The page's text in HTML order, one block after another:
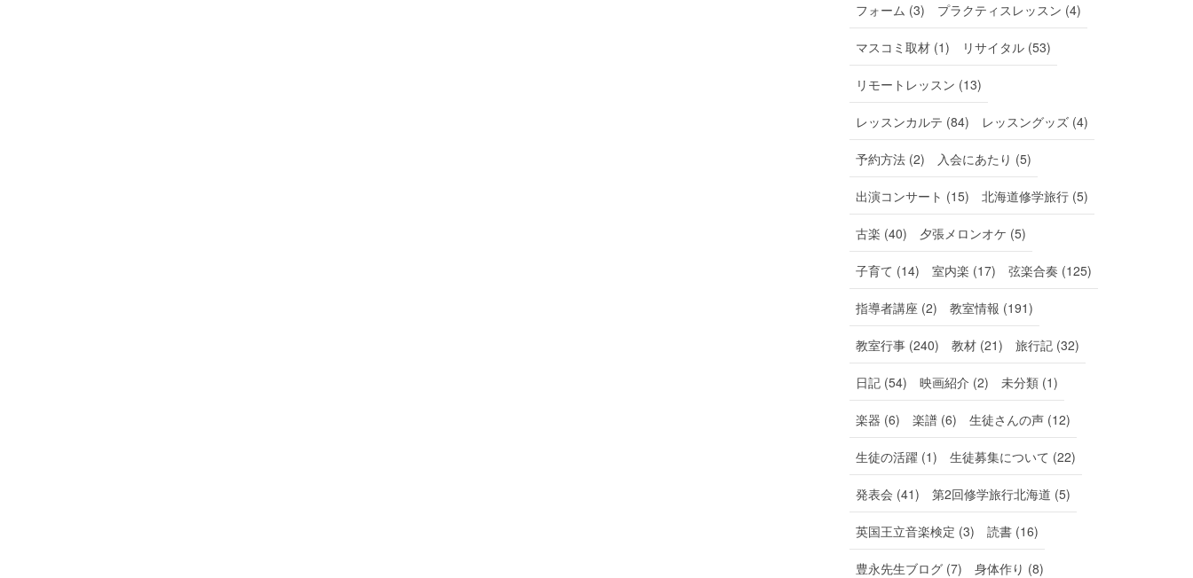
フォーム (3) プラクティスレッスン (4)
マスコミ取材 (1) リサイタル (53)
リモートレッスン (13)
レッスンカルテ (84) レッスングッズ (4)
予約方法 (2) 入会にあたり (5)
出演コンサート (15) 北海道修学旅行 (5)
古楽 (40) 夕張メロンオケ (5)
子育て (14) 室内楽 (17) 弦楽合奏 (125)
指導者講座 (2) 教室情報 (191)
教室行事 (240) 教材 (21) 旅行記 (32)
日記 (54) 映画紹介 (2) 未分類 (1)
楽器 (6) 楽譜 (6) 生徒さんの声 (12)
生徒の活躍 (1) 生徒募集について (22)
発表会 (41) 第2回修学旅行北海道 (5)
英国王立音楽検定 (3) 読書 (16)
豊永先生ブログ (7) 身体作り (8)